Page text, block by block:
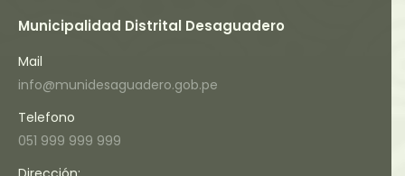
Municipalidad Distrital Desaguadero
Mail
info@munidesaguadero.gob.pe
Telefono
051 999 999 999